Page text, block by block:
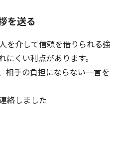
を送る
を介して信頼を借りられる強
くい利点があります。
相手の負担にならない一言を
絡しました